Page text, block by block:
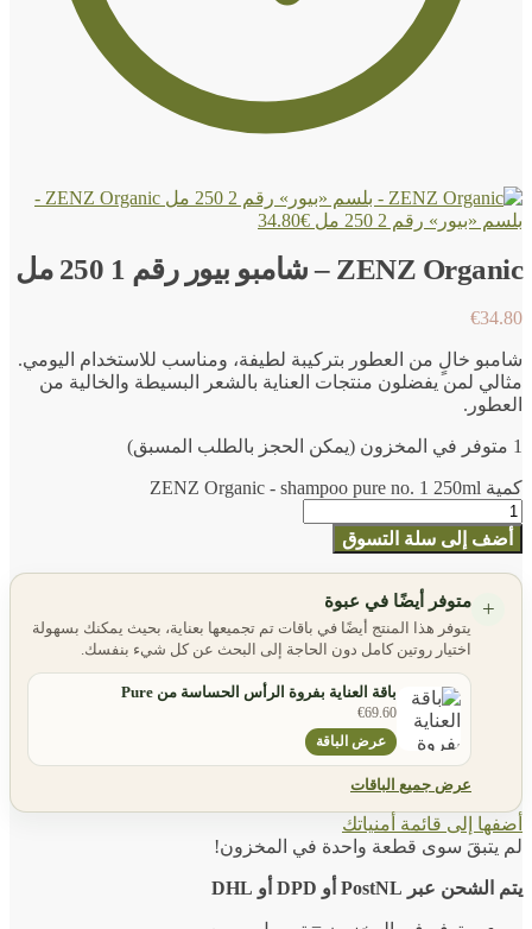
ZENZ Organic -
بلسم «بيور» رقم 2 250 مل
€
34.80
ZENZ Organic – شامبو بيور رقم 1 250 مل
€34.80
شامبو خالٍ من العطور بتركيبة لطيفة، ومناسب للاستخدام اليومي.
مثالي لمن يفضلون منتجات العناية بالشعر البسيطة والخالية من
العطور.
1 متوفر في المخزون (يمكن الحجز بالطلب المسبق)
كمية ZENZ Organic - shampoo pure no. 1 250ml
أضف إلى سلة التسوق
+ متوفر أيضًا في عبوة
يتوفر هذا المنتج أيضًا في باقات تم تجميعها بعناية، بحيث يمكنك بسهولة
اختيار روتين كامل دون الحاجة إلى البحث عن كل شيء بنفسك.
باقة العناية بفروة الرأس الحساسة من Pure
€69.60
عرض الباقة
عرض جميع الباقات
أضفها إلى قائمة أمنياتك
لم يتبقَ سوى قطعة واحدة في المخزون!
يتم الشحن عبر PostNL أو DPD أو DHL